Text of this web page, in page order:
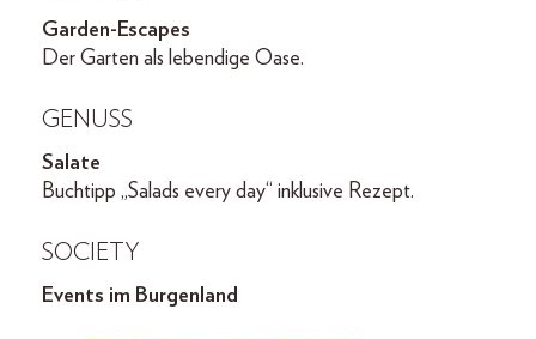
Garden-Escapes
Der Garten als lebendige Oase.
GENUSS
Salate
Buchtipp „Salads every day“ inklusive Rezept.
SOCIETY
Events im Burgenland